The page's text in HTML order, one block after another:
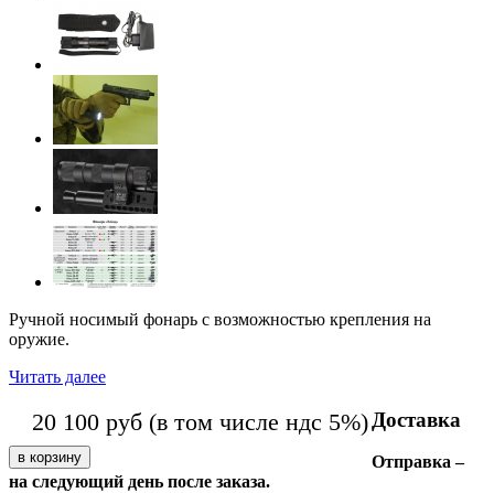
Ручной носимый фонарь с возможностью крепления на
оружие.
Читать далее
20 100 руб (в том числе ндс 5%) Доставка
Отправка –
на следующий день после заказа.